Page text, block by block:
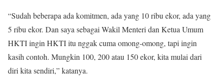
“Sudah beberapa ada komitmen, ada yang 10 ribu ekor, ada yang
5 ribu ekor. Dan saya sebagai Wakil Menteri dan Ketua Umum
HKTI ingin HKTI itu nggak cuma omong-omong, tapi ingin
kasih contoh. Mungkin 100, 200 atau 150 ekor, kita mulai dari
diri kita sendiri,” katanya.